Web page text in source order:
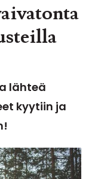
lähteä
kyytiin ja